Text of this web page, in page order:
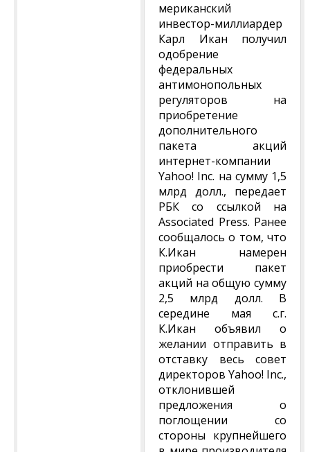
мериканский
инвестор-миллиардер
Карл Икан получил
одобрение
федеральных
антимонопольных
регуляторов на
приобретение
дополнительного
пакета акций
интернет-компании
Yahoo! Inc. на сумму 1,5
млрд долл., передает
РБК со ссылкой на
Associated Press. Ранее
сообщалось о том, что
К.Икан намерен
приобрести пакет
акций на общую сумму
2,5 млрд долл. В
середине мая с.г.
К.Икан объявил о
желании отправить в
отставку весь совет
директоров Yahoo! Inc.,
отклонившей
предложения о
поглощении со
стороны крупнейшего